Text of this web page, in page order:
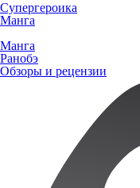
Супергероика
Манга
Манга
Ранобэ
Обзоры и рецензии